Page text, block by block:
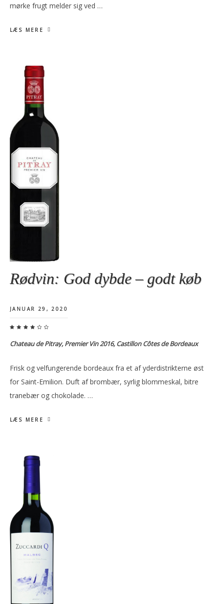
mørke frugt melder sig ved …
LÆS MERE
Rødvin: God dybde – godt køb
JANUAR 29, 2020
Chateau de Pitray, Premier Vin 2016, Castillon Côtes de Bordeaux
Frisk og velfungerende bordeaux fra et af yderdistrikterne øst
for Saint-Emilion. Duft af brombær, syrlig blommeskal, bitre
tranebær og chokolade. …
LÆS MERE